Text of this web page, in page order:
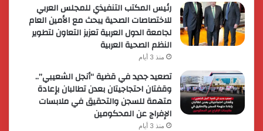
رئيس المكتب التنفيذي للمجلس العربي
للاختصاصات الصحية يبحث مع الأمين العام
لجامعة الدول العربية تعزيز التعاون لتطوير
النظم الصحية العربية
منذ 3 أيام
تصعيد جديد في قضية “أنجل الشعيبي”..
وقفتان احتجاجيتان بعدن تطالبان بإعادة
متهمة للسجن والتحقيق في ملابسات
الإفراج عن المحكومين
منذ 3 أيام